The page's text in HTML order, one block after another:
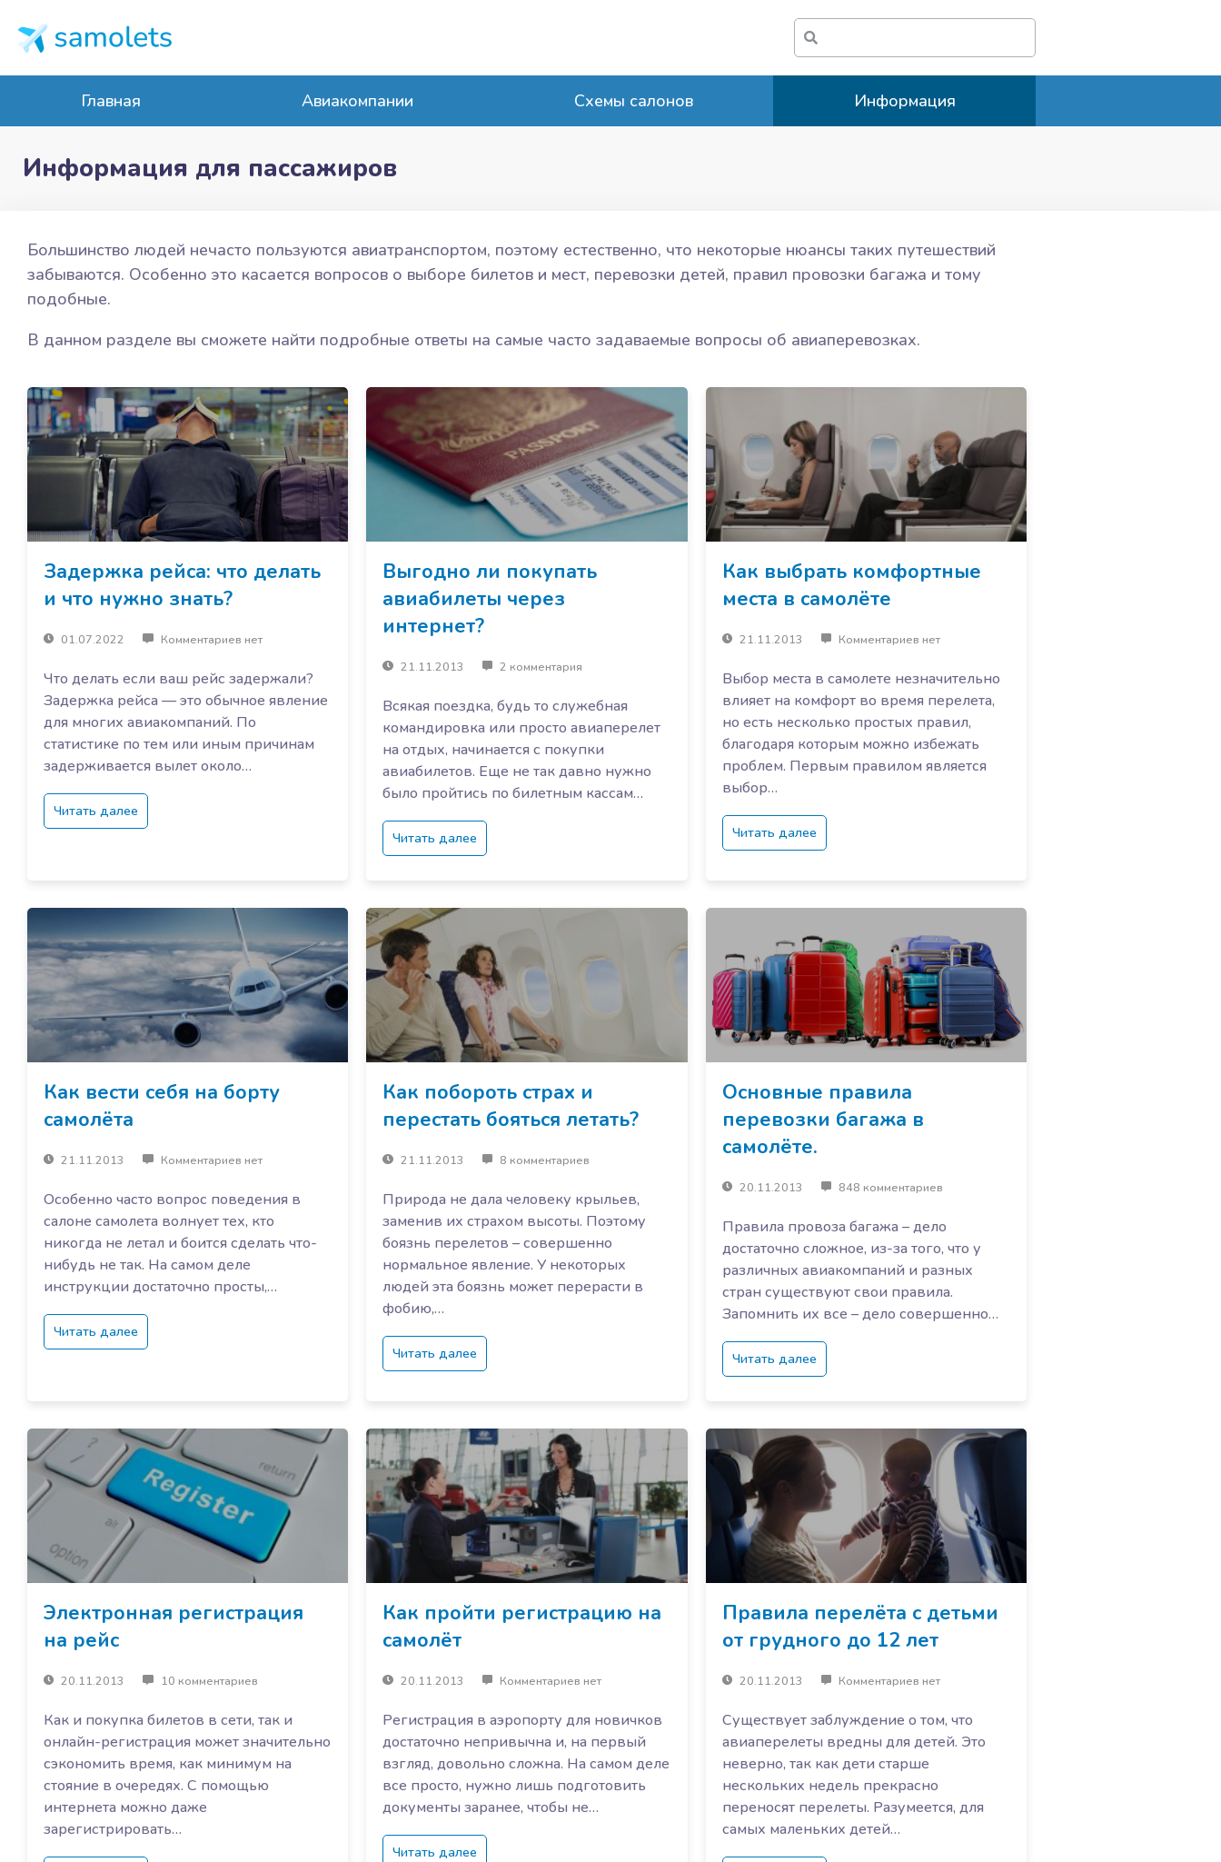
Главная Авиакомпании Схемы салонов Информация
Информация для пассажиров
Большинство людей нечасто пользуются авиатранспортом, поэтому естественно, что некоторые нюансы таких путешествий
забываются. Особенно это касается вопросов о выборе билетов и мест, перевозки детей, правил провозки багажа и тому
подобные.
В данном разделе вы сможете найти подробные ответы на самые часто задаваемые вопросы об авиаперевозках.
Задержка рейса: что делать
и что нужно знать?
01.07.2022 Комментариев нет
Что делать если ваш рейс задержали?
Задержка рейса — это обычное явление
для многих авиакомпаний. По
статистике по тем или иным причинам
задерживается вылет около…
Читать далее
Выгодно ли покупать
авиабилеты через
интернет?
21.11.2013 2 комментария
Всякая поездка, будь то служебная
командировка или просто авиаперелет
на отдых, начинается с покупки
авиабилетов. Еще не так давно нужно
было пройтись по билетным кассам…
Читать далее
Как выбрать комфортные
места в самолёте
21.11.2013 Комментариев нет
Выбор места в самолете незначительно
влияет на комфорт во время перелета,
но есть несколько простых правил,
благодаря которым можно избежать
проблем. Первым правилом является
выбор…
Читать далее
Как вести себя на борту
самолёта
21.11.2013 Комментариев нет
Особенно часто вопрос поведения в
салоне самолета волнует тех, кто
никогда не летал и боится сделать что-
нибудь не так. На самом деле
инструкции достаточно просты,…
Читать далее
Как побороть страх и
перестать бояться летать?
21.11.2013 8 комментариев
Природа не дала человеку крыльев,
заменив их страхом высоты. Поэтому
боязнь перелетов – совершенно
нормальное явление. У некоторых
людей эта боязнь может перерасти в
фобию,…
Читать далее
Основные правила
перевозки багажа в
самолёте.
20.11.2013 848 комментариев
Правила провоза багажа – дело
достаточно сложное, из-за того, что у
различных авиакомпаний и разных
стран существуют свои правила.
Запомнить их все – дело совершенно…
Читать далее
Электронная регистрация
на рейс
20.11.2013 10 комментариев
Как и покупка билетов в сети, так и
онлайн-регистрация может значительно
сэкономить время, как минимум на
стояние в очередях. С помощью
интернета можно даже
зарегистрировать…
Как пройти регистрацию на
самолёт
20.11.2013 Комментариев нет
Регистрация в аэропорту для новичков
достаточно непривычна и, на первый
взгляд, довольно сложна. На самом деле
все просто, нужно лишь подготовить
документы заранее, чтобы не…
Читать далее
Правила перелёта с детьми
от грудного до 12 лет
20.11.2013 Комментариев нет
Существует заблуждение о том, что
авиаперелеты вредны для детей. Это
неверно, так как дети старше
нескольких недель прекрасно
переносят перелеты. Разумеется, для
самых маленьких детей…